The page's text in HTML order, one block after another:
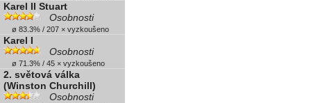
Karel II Stuart
Osobnosti
ø 83.3% / 207 × vyzkoušeno
Karel I
Osobnosti
ø 71.3% / 45 × vyzkoušeno
2. světová válka
(Winston Churchill)
Osobnosti